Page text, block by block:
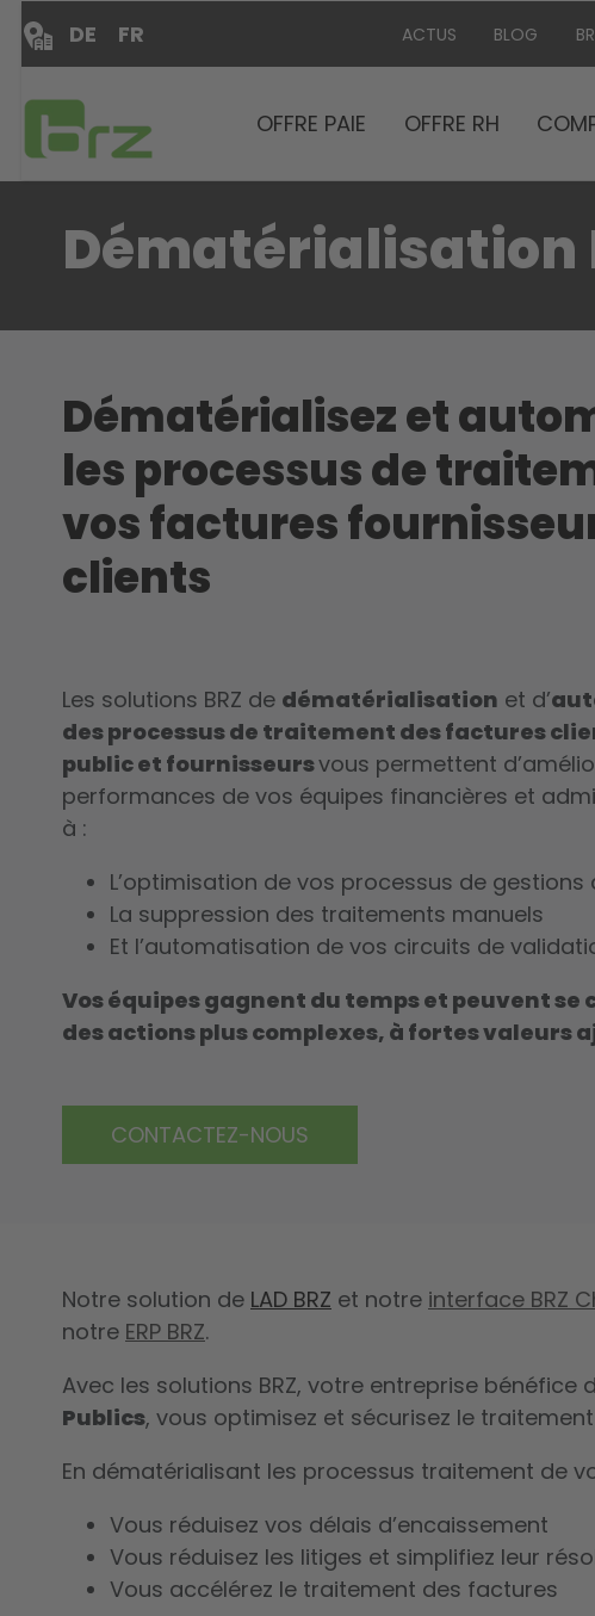
ACTUS BLOG
DE FR
OFFRE PAIE OFFRE RH
Dématérialisation
Dématérialisez et
les processus de
vos factures
clients
Les solutions BRZ de dématérialisation et d’
des processus de traitement des factures
public et fournisseursvous permettent
performances de vos équipes financières et
à :
L’optimisation de vos processus de
La suppression des traitements manuels
Et l’automatisation de vos circuits de
Vos équipes gagnent du temps et peuvent se
des actions plus complexes, à fortes valeurs
CONTACTEZ-NOUS
Notre solution de LAD BRZ et notre interface BRZ
notre ERP BRZ.
Avec les solutions BRZ, votre entreprise bénéfice
Publics, vous optimisez et sécurisez le
En dématérialisant les processus traitement de
Vous réduisez vos délais d’encaissement
Vous réduisez les litiges et simplifiez leur
Vous accélérez le traitement des factures